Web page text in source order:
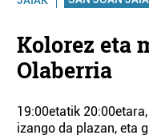
Kolorez eta
Olaberria
19:00etatik
izango da plazan, eta